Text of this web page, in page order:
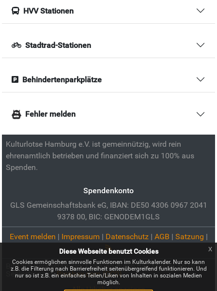
HVV Stationen
Stadtrad-Stationen
Behindertenparkplätze
Fehler melden
Kulturlotse Hamburg e.V. ist gemeinnützig, wird rein
ehrenamtlich betrieben und finanziert sich zu 100% aus
Spenden.
Spendenkonto
GLS Gemeinschaftsbank eG, IBAN: DE50 4306 0967 2041
9378 00, BIC: GENODEM1GLS
Event melden | Impressum | Datenschutz| AGB | Satzung |
Bild zur Veranstaltung:Führung durch das MakerLab (für
Senior*innen):Pixabay.com (CC0)
Diese Webseite benutzt Cookies
Cookies ermöglichen sinnvolle Funktionen im Kulturkalender. Nur so kann
z.B. die Filterung nach Barrierefreiheit seitenübergreifend funktionieren. Und
nur so ist z.B. ein einfaches Teilen/Liken von Inhalten in sozialen Medien
möglich.
x